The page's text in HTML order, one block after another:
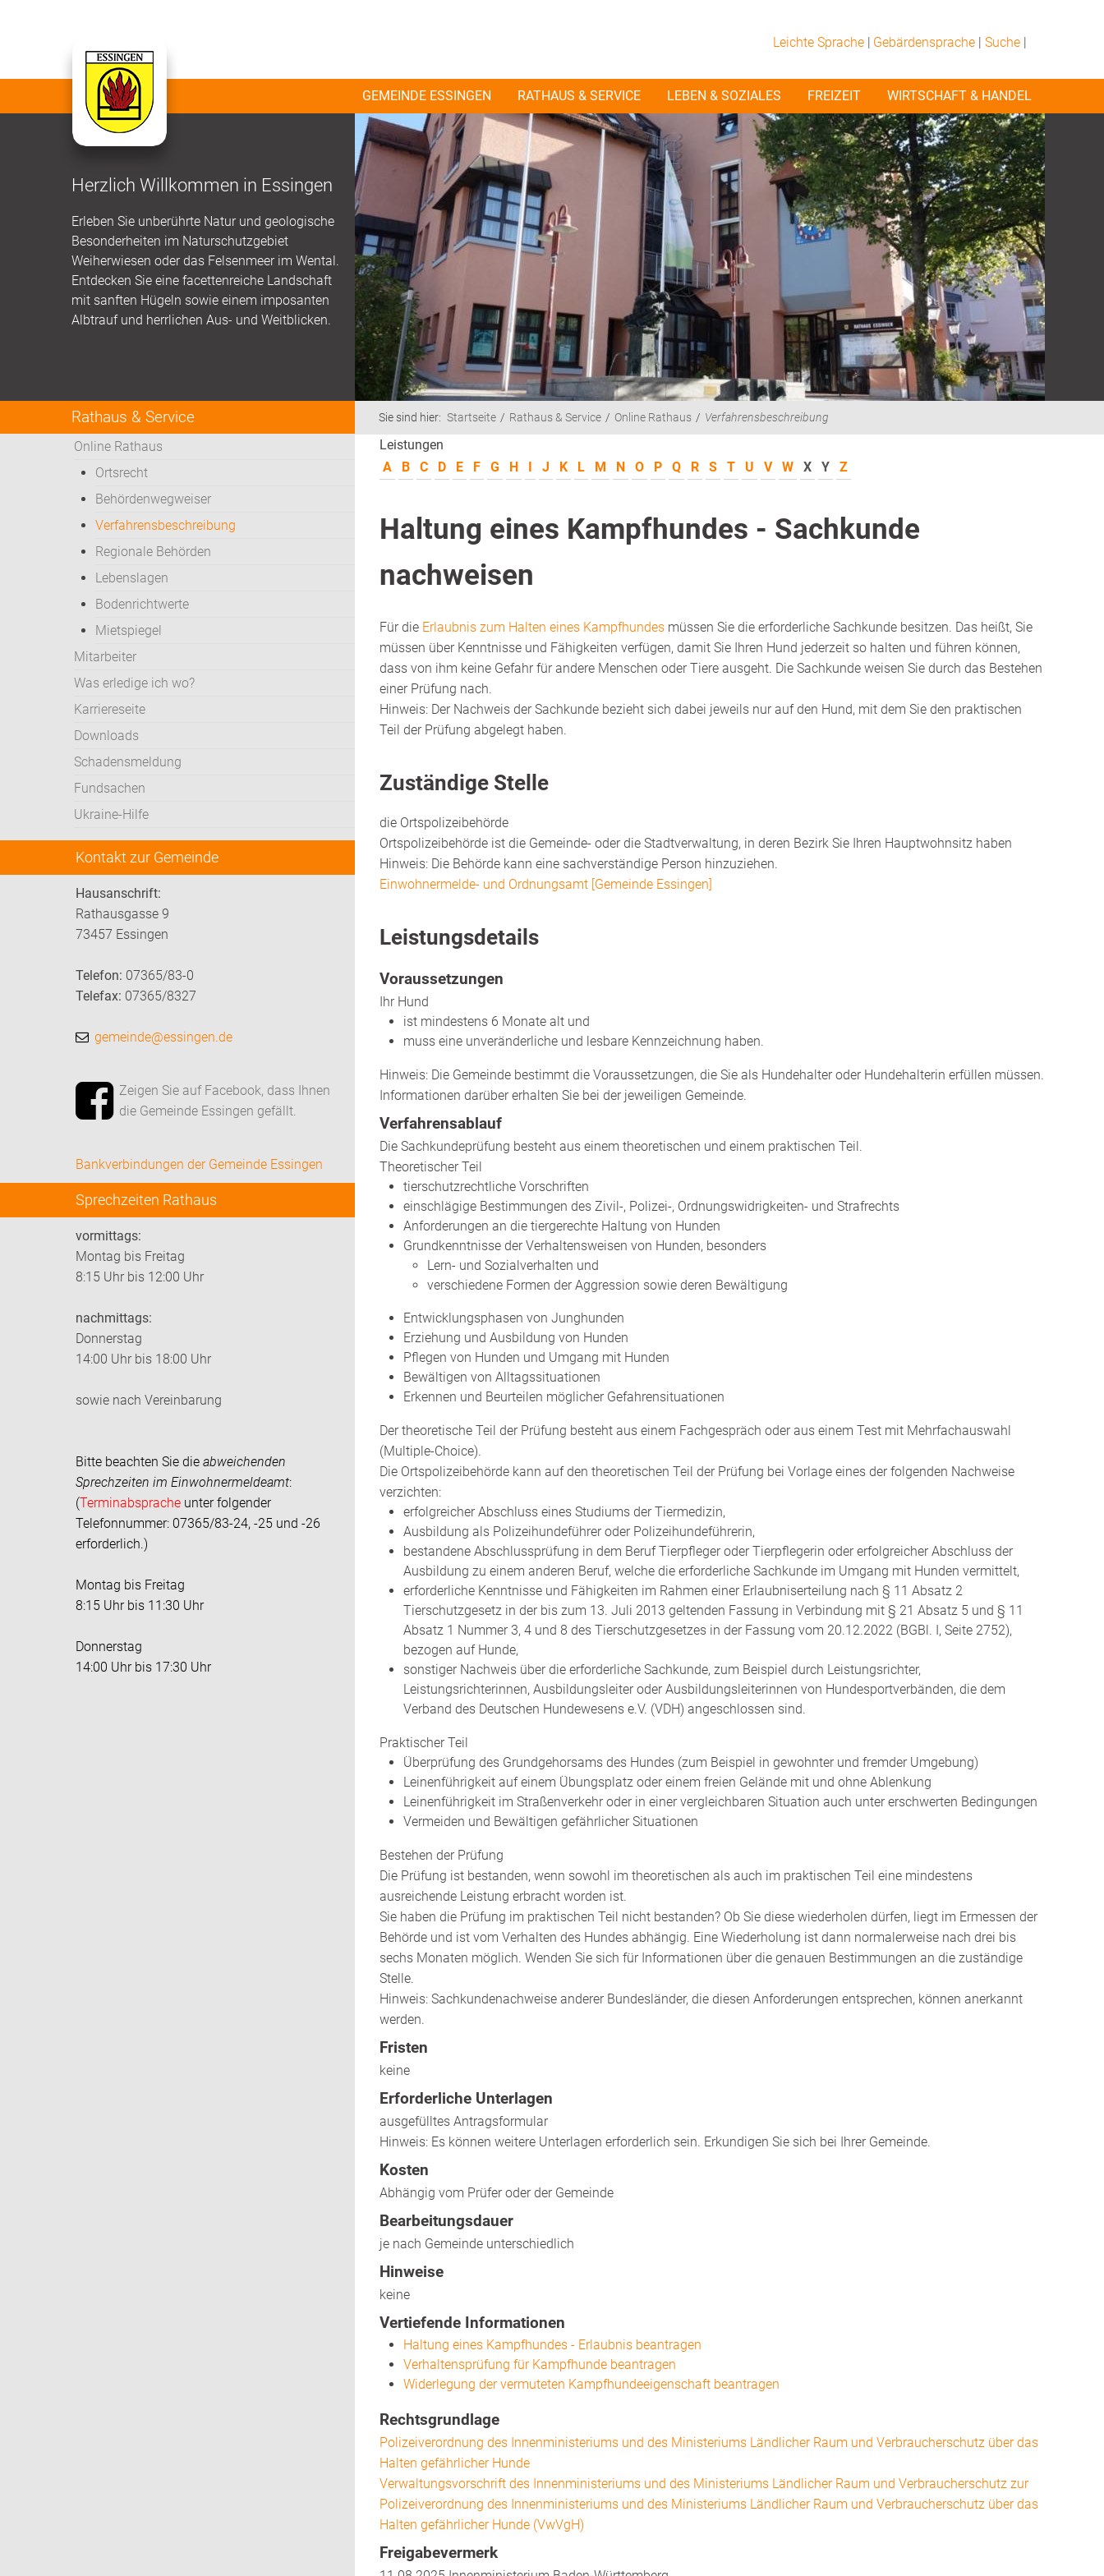
Leichte Sprache | Gebärdensprache | Suche|
GEMEINDE ESSINGEN RATHAUS & SERVICE LEBEN & SOZIALES FREIZEIT WIRTSCHAFT & HANDEL
Herzlich Willkommen in Essingen
Erleben Sie unberührte Natur und geologische
Besonderheiten im Naturschutzgebiet
Weiherwiesen oder das Felsenmeer im Wental.
Entdecken Sie eine facettenreiche Landschaft
mit sanften Hügeln sowie einem imposanten
Albtrauf und herrlichen Aus- und Weitblicken.
Rathaus & Service
Online Rathaus
Ortsrecht
Behördenwegweiser
Verfahrensbeschreibung
Regionale Behörden
Lebenslagen
Bodenrichtwerte
Mietspiegel
Mitarbeiter
Was erledige ich wo?
Karriereseite
Downloads
Schadensmeldung
Fundsachen
Ukraine-Hilfe
Kontakt zur Gemeinde
Hausanschrift:
Rathausgasse 9
73457 Essingen
Telefon: 07365/83-0
Telefax: 07365/8327
gemeinde@essingen.de
Zeigen Sie auf Facebook, dass Ihnen
die Gemeinde Essingen gefällt.
Bankverbindungen der Gemeinde Essingen
Sprechzeiten Rathaus
vormittags:
Montag bis Freitag
8:15 Uhr bis 12:00 Uhr
nachmittags:
Donnerstag
14:00 Uhr bis 18:00 Uhr
sowie nach Vereinbarung
Bitte beachten Sie die abweichenden
Sprechzeiten im Einwohnermeldeamt:
(Terminabsprache unter folgender
Telefonnummer: 07365/83-24, -25 und -26
erforderlich.)
Montag bis Freitag
8:15 Uhr bis 11:30 Uhr
Donnerstag
14:00 Uhr bis 17:30 Uhr
Sie sind hier: Startseite Rathaus & Service Online Rathaus Verfahrensbeschreibung
Leistungen
A
B C D E F G H I J K L M N O P Q R S T U V W X Y Z
Haltung eines Kampfhundes - Sachkunde
nachweisen
Für die Erlaubnis zum Halten eines Kampfhundes müssen Sie die erforderliche Sachkunde besitzen. Das heißt, Sie
müssen über Kenntnisse und Fähigkeiten verfügen, damit Sie Ihren Hund jederzeit so halten und führen können,
dass von ihm keine Gefahr für andere Menschen oder Tiere ausgeht. Die Sachkunde weisen Sie durch das Bestehen
einer Prüfung nach.
Hinweis: Der Nachweis derSachkunde bezieht sich dabei jeweils nur auf den Hund, mit dem Sie den praktischen
Teil der Prüfung abgelegt haben.
Zuständige Stelle
die Ortspolizeibehörde
Ortspolizeibehörde ist die Gemeinde- oder die Stadtverwaltung, in deren Bezirk Sie Ihren Hauptwohnsitz haben
Hinweis: Die Behörde kann eine sachverständige Person hinzuziehen.
Einwohnermelde- und Ordnungsamt [Gemeinde Essingen]
Leistungsdetails
Voraussetzungen
Ihr Hund
ist mindestens 6 Monate alt und
muss eine unveränderliche und lesbare Kennzeichnung haben.
Hinweis: Die Gemeinde bestimmt die Voraussetzungen, die Sie als Hundehalter oder Hundehalterin erfüllen müssen.
Informationen darüber erhalten Sie bei der jeweiligen Gemeinde.
Verfahrensablauf
Die Sachkundeprüfung besteht aus einem theoretischen und einem praktischen Teil.
Theoretischer Teil
tierschutzrechtliche Vorschriften
einschlägige Bestimmungen des Zivil-, Polizei-, Ordnungswidrigkeiten- und Strafrechts
Anforderungen an die tiergerechte Haltung von Hunden
Grundkenntnisse der Verhaltensweisen von Hunden, besonders
Lern- und Sozialverhalten und
verschiedene Formen der Aggression sowie deren Bewältigung
Entwicklungsphasen von Junghunden
Erziehung und Ausbildung von Hunden
Pflegen von Hunden und Umgang mit Hunden
Bewältigen von Alltagssituationen
Erkennen und Beurteilen möglicher Gefahrensituationen
Der theoretische Teil der Prüfung besteht aus einem Fachgespräch oder aus einem Test mit Mehrfachauswahl
(Multiple-Choice).
Die Ortspolizeibehörde kann auf den theoretischen Teil der Prüfung bei Vorlage eines der folgenden Nachweise
verzichten:
erfolgreicher Abschluss eines Studiums der Tiermedizin,
Ausbildung als Polizeihundeführer oder Polizeihundeführerin,
bestandene Abschlussprüfung in dem Beruf Tierpfleger oder Tierpflegerin odererfolgreicher Abschluss der
Ausbildung zu einem anderen Beruf, welche die erforderliche Sachkunde im Umgang mit Hunden vermittelt,
erforderliche Kenntnisse und Fähigkeiten im Rahmen einer Erlaubniserteilung nach § 11 Absatz 2
Tierschutzgesetz in der bis zum 13. Juli 2013 geltenden Fassung in Verbindung mit § 21 Absatz 5 und § 11
Absatz 1 Nummer 3, 4 und 8 des Tierschutzgesetzes in der Fassung vom 20.12.2022 (BGBl. I, Seite 2752),
bezogen auf Hunde,
sonstiger Nachweis über die erforderliche Sachkunde, zum Beispiel durch Leistungsrichter,
Leistungsrichterinnen, Ausbildungsleiter oder Ausbildungsleiterinnen von Hundesportverbänden, die dem
Verband des Deutschen Hundewesens e.V. (VDH) angeschlossen sind.
Praktischer Teil
Überprüfung des Grundgehorsams des Hundes (zum Beispiel in gewohnter und fremder Umgebung)
Leinenführigkeit auf einem Übungsplatz oder einem freien Gelände mit und ohne Ablenkung
Leinenführigkeit im Straßenverkehr oder in einer vergleichbaren Situation auch unter erschwerten Bedingungen
Vermeiden und Bewältigen gefährlicher Situationen
Bestehen der Prüfung
Die Prüfung ist bestanden, wenn sowohl im theoretischen als auch im praktischen Teil eine mindestens
ausreichende Leistung erbracht worden ist.
Sie haben die Prüfung im praktischen Teil nicht bestanden? Ob Sie diese wiederholen dürfen, liegt im Ermessen der
Behörde und ist vom Verhalten des Hundes abhängig. Eine Wiederholung ist dann normalerweise nach drei bis
sechs Monaten möglich. Wenden Sie sich für Informationen über die genauen Bestimmungen an die zuständige
Stel le.
Hinweis: Sachkundenachweise anderer Bundesländer, die diesen Anforderungen entsprechen, können anerkannt
werden.
Fristen
keine
Erforderliche Unterlagen
ausgefülltes Antragsformular
Hinweis: Es können weitere Unterlagen erforderlich sein. Erkundigen Sie sich bei Ihrer Gemeinde.
Kosten
Abhängig vom Prüfer oder der Gemeinde
Bearbeitungsdauer
je nach Gemeinde unterschiedlich
Hinweise
keine
Vertiefende Informationen
Haltung eines Kampfhundes - Erlaubnis beantragen
Verhaltensprüfung für Kampfhunde beantragen
Widerlegung der vermuteten Kampfhundeeigenschaft beantragen
Rechtsgrundlage
Polizeiverordnung des Innenministeriums und des Ministeriums Ländlicher Raum und Verbraucherschutz über das
Halten gefährlicher Hunde
Verwaltungsvorschrift des Innenministeriums und des Ministeriums Ländlicher Raum und Verbraucherschutz zur
Polizeiverordnung des Innenministeriums und des Ministeriums Ländlicher Raum und Verbraucherschutz über das
Halten gefährlicher Hunde (VwVgH)
Freigabevermerk